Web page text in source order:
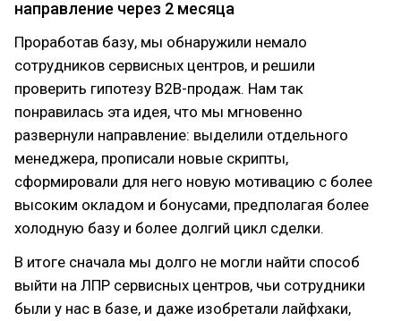
направление через 2 месяца
Проработав базу, мы обнаружили немало
сотрудников сервисных центров, и решили
проверить гипотезу B2B-продаж. Нам так
понравилась эта идея, что мы мгновенно
развернули направление: выделили отдельного
менеджера, прописали новые скрипты,
сформировали для него новую мотивацию с более
высоким окладом и бонусами, предполагая более
холодную базу и более долгий цикл сделки.
В итоге сначала мы долго не могли найти способ
выйти на ЛПР сервисных центров, чьи сотрудники
были у нас в базе, и даже изобретали лайфхаки,